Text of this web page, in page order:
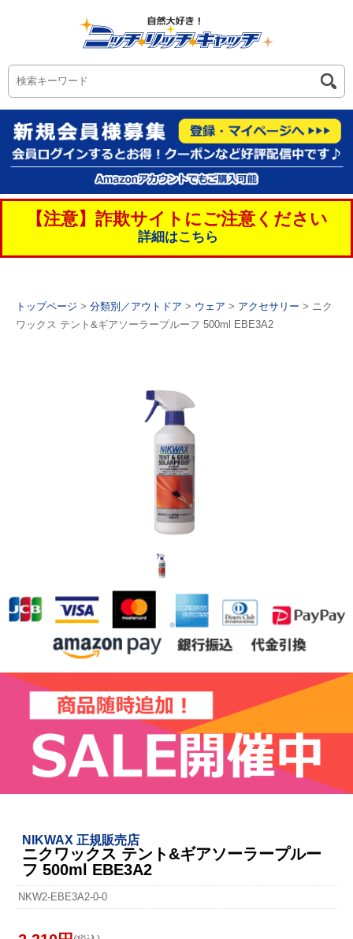
【注意】詐欺サイトにご注意ください
詳細はこちら
トップページ > 分類別／アウトドア > ウェア > アクセサリー > ニク
ワックス テント&ギアソーラープルーフ 500ml EBE3A2
NIKWAX 正規販売店
ニクワックス テント&ギアソーラープルー
フ 500ml EBE3A2
NKW2-EBE3A2-0-0